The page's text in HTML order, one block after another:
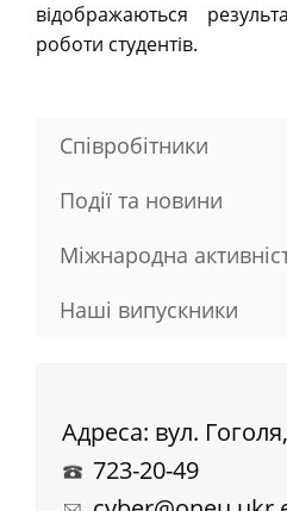
відображаються
роботи студентів.
Співробітники
Події та новини
Міжнародна
Наші випускники
Адреса: вул.
723-20-49